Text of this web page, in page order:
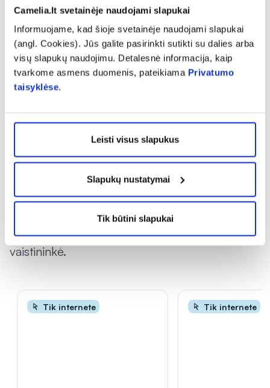
Camelia.lt svetainėje naudojami slapukai
Informuojame, kad šioje svetainėje naudojami slapukai
(angl. Cookies). Jūs galite pasirinkti sutikti su dalies arba
visų slapukų naudojimu. Detalesnė informacija, kaip
tvarkome asmens duomenis, pateikiama Privatumo
taisyklėse.
Leisti visus slapukus
Slapukų nustatymai
Tik būtini slapukai
odos ir nagų priežiūra bei higienos rutina.
Nupraustas pėdas kartu su kojų pirštų
tarpupirščiais svarbu atidžiai nusausinti. Be to,
tik pateptos tinkamu kremu pėdos bus
visapusiškai apsaugotos.
apsiaunant batus pasitikrinti ar juose nieko
nėra, nevaikščioti basomis pėdomis, prieš
prausiantis pasitikrinti vandens temperatūrą,
rinktis ortopedinę avalynę. Taip pat ne mažiau
svarbu neleisti įaugti nagams, vengti
tarpupirščių iššutimo, kulnų sutrūkinėjimo,
nuospaudų bei nuotrynų“, – sako „Camelia“
vaistininkė.
Tik internete Tik internete